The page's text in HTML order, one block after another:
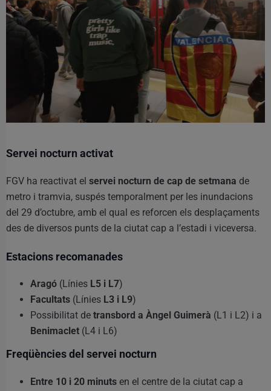
Servei nocturn activat
FGV ha reactivat el servei nocturn de cap de setmana de
metro i tramvia, suspés temporalment per les inundacions
del 29 d’octubre, amb el qual es reforcen els desplaçaments
des de diversos punts de la ciutat cap a l’estadi i viceversa.
Estacions recomanades
Aragó (Línies L5 i L7)
Facultats (Línies L3 i L9)
Possibilitat de transbord a Àngel Guimerà (L1 i L2) i a
Benimaclet (L4 i L6)
Freqüències del servei nocturn
Entre 10 i 20 minuts en el centre de la ciutat cap a